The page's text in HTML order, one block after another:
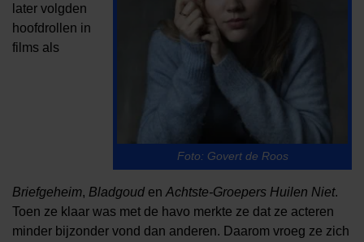
Foto: Govert de Roos
later volgden
hoofdrollen in
films als
Briefgeheim, Bladgoud en Achtste-Groepers Huilen Niet.
Toen ze klaar was met de havo merkte ze dat ze acteren
minder bijzonder vond dan anderen. Daarom vroeg ze zich